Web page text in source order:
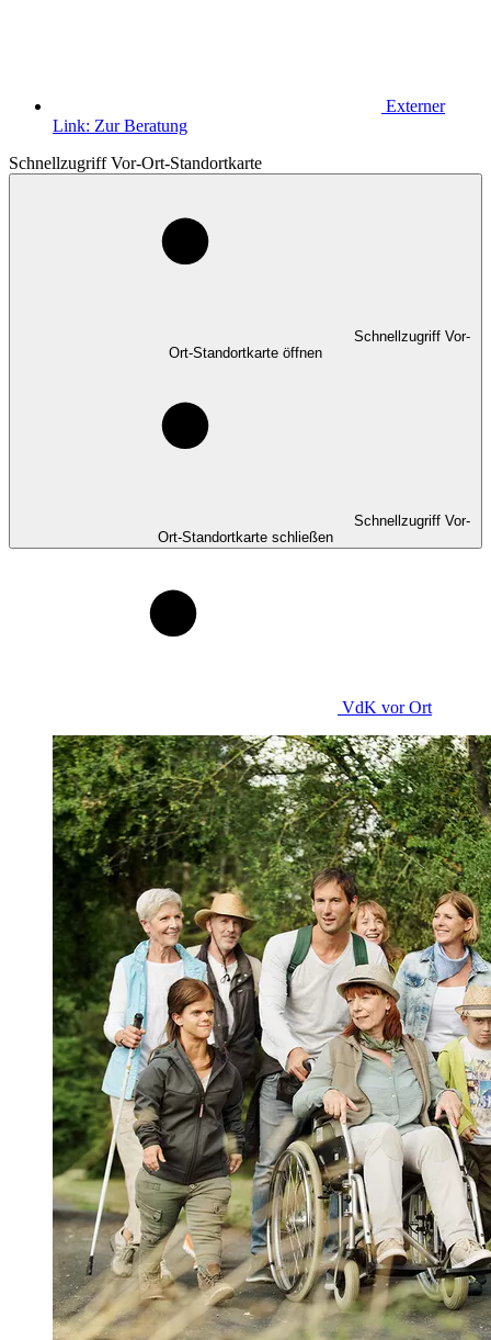
Externer
Link: Zur Beratung
Schnellzugriff Vor-Ort-Standortkarte
Schnellzugriff Vor-
Ort-Standortkarte öffnen
Schnellzugriff Vor-
Ort-Standortkarte schließen
VdK vor Ort